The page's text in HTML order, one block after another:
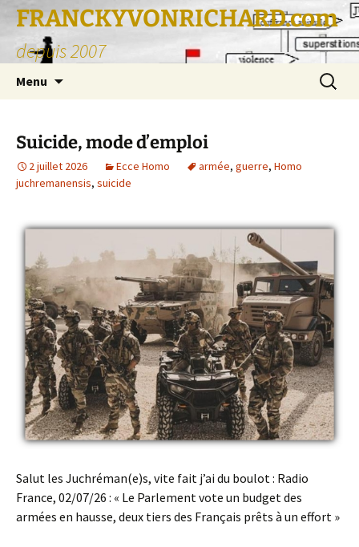
FRANCKYVONRICHARD.com
depuis 2007
Menu
Suicide, mode d’emploi
2 juillet 2026 Ecce Homo armée, guerre, Homo
juchremanensis, suicide
Salut les Juchréman(e)s, vite fait j’ai du boulot : Radio
France, 02/07/26 : « Le Parlement vote un budget des
armées en hausse, deux tiers des Français prêts à un effort »